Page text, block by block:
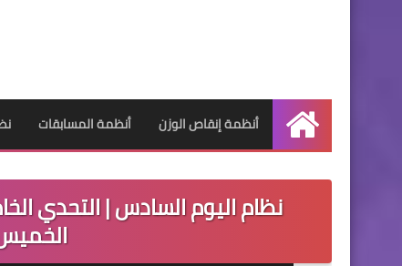
الرئيسية
أنظمة إنقاص الوزن أنظمة المسابقات
نظام اليوم السادس | التحدي
الخميس 25 أغسطس